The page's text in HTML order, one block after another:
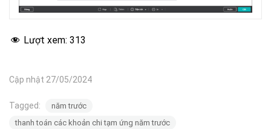
Lượt xem: 313
Cập nhật 27/05/2024
Tagged:
năm trước
thanh toán các khoản chi tạm ứng năm trước